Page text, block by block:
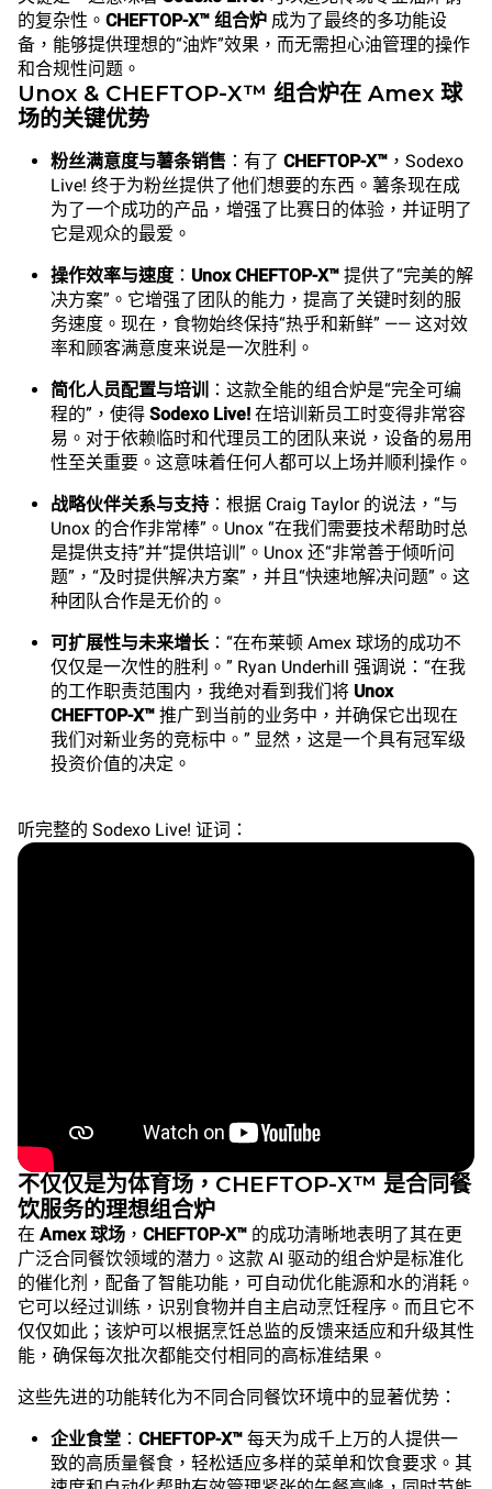
的复杂性。 CHEFTOP-X™ 组合炉 成为了最终的多功能设
备，能够提供理想的“油炸”效果，而无需担心油管理的操作
和合规性问题。
Unox & CHEFTOP-X™ 组合炉在 Amex 球
场的关键优势
粉丝满意度与薯条销售 ：有了 CHEFTOP-X™ ，Sodexo
Live! 终于为粉丝提供了他们想要的东西。薯条现在成
为了一个成功的产品，增强了比赛日的体验，并证明了
它是观众的最爱。
操作效率与速度 ： Unox CHEFTOP-X™ 提供了“完美的解
决方案”。它增强了团队的能力，提高了关键时刻的服
务速度。现在，食物始终保持“热乎和新鲜” —— 这对效
率和顾客满意度来说是一次胜利。
简化人员配置与培训 ：这款全能的组合炉是“完全可编
程的”，使得 Sodexo Live! 在培训新员工时变得非常容
易。对于依赖临时和代理员工的团队来说，设备的易用
性至关重要。这意味着任何人都可以上场并顺利操作。
战略伙伴关系与支持 ：根据 Craig Taylor 的说法，“与
Unox 的合作非常棒”。Unox “在我们需要技术帮助时总
是提供支持”并“提供培训”。Unox 还“非常善于倾听问
题”，“及时提供解决方案”，并且“快速地解决问题”。这
种团队合作是无价的。
可扩展性与未来增长：“在布莱顿 Amex 球场的成功不
仅仅是一次性的胜利。” Ryan Underhill 强调说：“在我
的工作职责范围内，我绝对看到我们将 Unox
CHEFTOP-X™ 推广到当前的业务中，并确保它出现在
我们对新业务的竞标中。” 显然，这是一个具有冠军级
投资价值的决定。
听完整的 Sodexo Live! 证词：
不仅仅是为体育场，CHEFTOP-X™ 是合同餐
饮服务的理想组合炉
在 Amex 球场 ， CHEFTOP-X™ 的成功清晰地表明了其在更
广泛合同餐饮领域的潜力。这款 AI 驱动的组合炉是标准化
的催化剂，配备了智能功能，可自动优化能源和水的消耗。
它可以经过训练，识别食物并自主启动烹饪程序。而且它不
仅仅如此；该炉可以根据烹饪总监的反馈来适应和升级其性
能，确保每次批次都能交付相同的高标准结果。
这些先进的功能转化为不同合同餐饮环境中的显著优势：
企业食堂 ： CHEFTOP-X™ 每天为成千上万的人提供一
致的高质量餐食，轻松适应多样的菜单和饮食要求。其